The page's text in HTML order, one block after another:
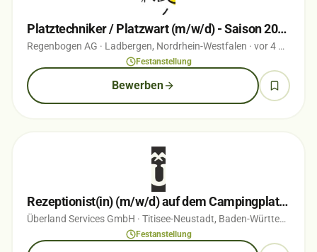
Platztechniker / Platzwart (m/w/d) - Saison 2026
Regenbogen AG · Ladbergen, Nordrhein-Westfalen · vor 4 Monaten
Festanstellung
Bewerben
Rezeptionist(in) (m/w/d) auf dem Campingplatz Titisee
Überland Services GmbH · Titisee-Neustadt, Baden-Württemberg
Festanstellung